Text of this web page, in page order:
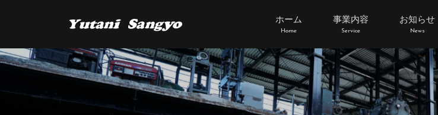
ホーム
Home
事業内容
Service
お知らせ
News